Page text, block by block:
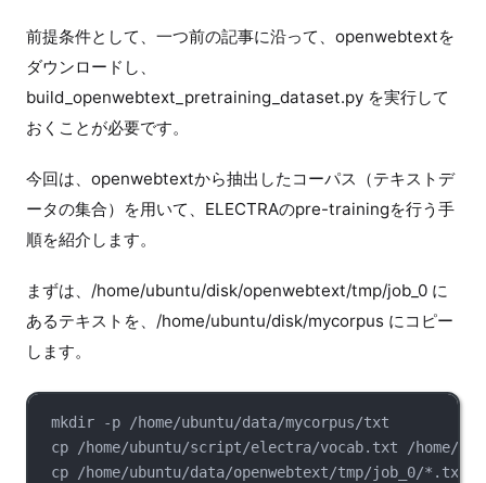
前提条件として、一つ前の記事に沿って、openwebtextを
ダウンロードし、
build_openwebtext_pretraining_dataset.py を実行して
おくことが必要です。
今回は、openwebtextから抽出したコーパス（テキストデ
ータの集合）を用いて、ELECTRAのpre-trainingを行う手
順を紹介します。
まずは、/home/ubuntu/disk/openwebtext/tmp/job_0 に
あるテキストを、/home/ubuntu/disk/mycorpus にコピー
します。
mkdir -p /home/ubuntu/data/mycorpus/txt
cp /home/ubuntu/script/electra/vocab.txt /home/
cp /home/ubuntu/data/openwebtext/tmp/job_0/*.txt /